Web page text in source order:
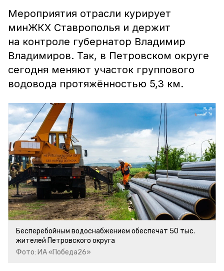
Мероприятия отрасли курирует
минЖКХ Ставрополья и держит
на контроле губернатор Владимир
Владимиров. Так, в Петровском округе
сегодня меняют участок группового
водовода протяжённостью 5,3 км.
Бесперебойным водоснабжением обеспечат 50 тыс.
жителей Петровского округа
Фото: ИА «Победа26»